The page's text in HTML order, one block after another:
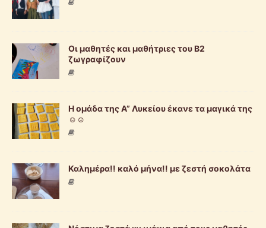
Οι μαθητές και μαθήτριες του Β2
ζωγραφίζουν
Η ομάδα της Α” Λυκείου έκανε τα μαγικά της
☺️☺️
Καλημέρα!! καλό μήνα!! με ζεστή σοκολάτα